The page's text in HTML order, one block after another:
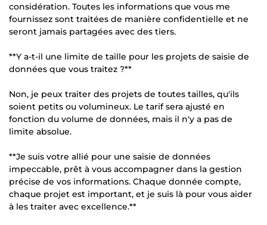
considération. Toutes les informations que vous me
fournissez sont traitées de manière confidentielle et ne
seront jamais partagées avec des tiers.
**Y a-t-il une limite de taille pour les projets de saisie de
données que vous traitez ?**
Non, je peux traiter des projets de toutes tailles, qu'ils
soient petits ou volumineux. Le tarif sera ajusté en
fonction du volume de données, mais il n'y a pas de
limite absolue.
**Je suis votre allié pour une saisie de données
impeccable, prêt à vous accompagner dans la gestion
précise de vos informations. Chaque donnée compte,
chaque projet est important, et je suis là pour vous aider
à les traiter avec excellence.**